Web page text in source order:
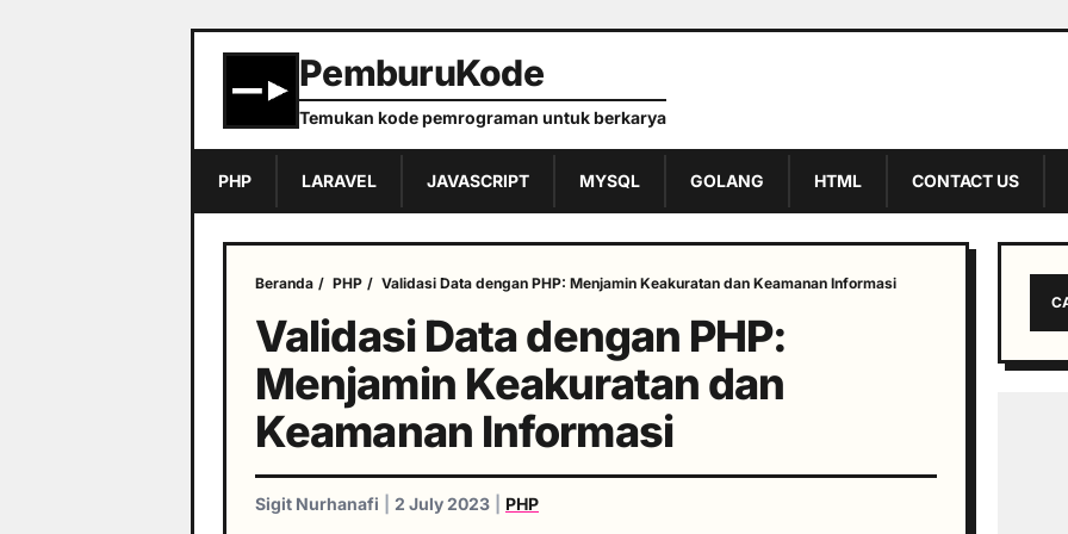
PemburuKode
Temukan kode pemrograman untuk berkarya
PHP LARAVEL JAVASCRIPT MYSQL GOLANG HTML CONTACT US
Beranda / PHP / Validasi Data dengan PHP: Menjamin Keakuratan dan Keamanan Informasi
Validasi Data dengan PHP:
Menjamin Keakuratan dan
Keamanan Informasi
Sigit Nurhanafi 2 July 2023 PHP